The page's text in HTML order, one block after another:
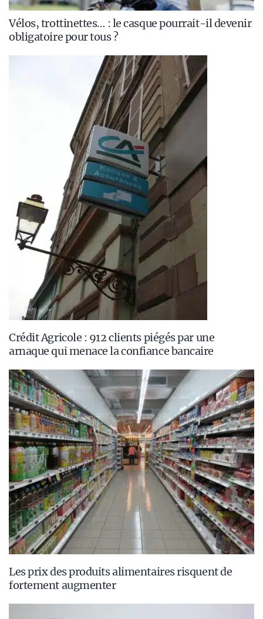
Vélos, trottinettes… : le casque pourrait-il devenir
obligatoire pour tous ?
Crédit Agricole : 912 clients piégés par une
arnaque qui menace la confiance bancaire
Les prix des produits alimentaires risquent de
fortement augmenter